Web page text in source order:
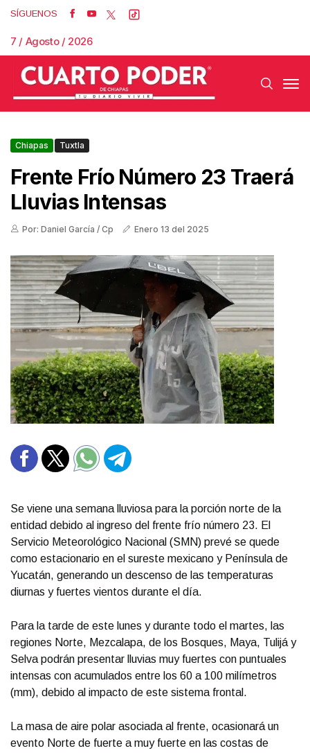
SÍGUENOS
7 / Agosto / 2026
Chiapas Tuxtla
Frente Frío Número 23 Traerá
Lluvias Intensas
Por: Daniel García / Cp Enero 13 del 2025
Se viene una semana lluviosa para la porción norte de la
entidad debido al ingreso del frente frío número 23. El
Servicio Meteorológico Nacional (SMN) prevé se quede
como estacionario en el sureste mexicano y Península de
Yucatán, generando un descenso de las temperaturas
diurnas y fuertes vientos durante el día.
Para la tarde de este lunes y durante todo el martes, las
regiones Norte, Mezcalapa, de los Bosques, Maya, Tulijá y
Selva podrán presentar lluvias muy fuertes con puntuales
intensas con acumulados entre los 60 a 100 milímetros
(mm), debido al impacto de este sistema frontal.
La masa de aire polar asociada al frente, ocasionará un
evento Norte de fuerte a muy fuerte en las costas de